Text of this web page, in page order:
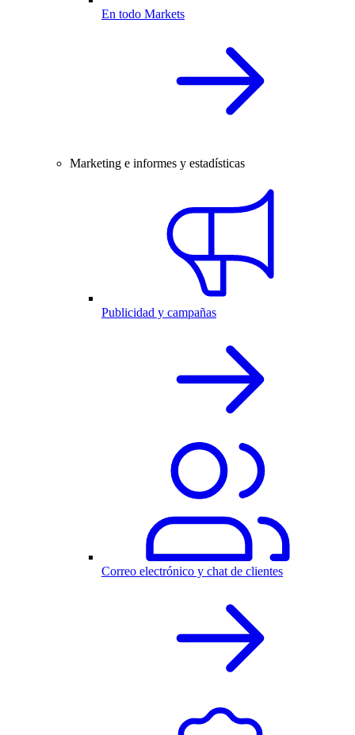
En todo Markets
Marketing e informes y estadísticas
Publicidad y campañas
Correo electrónico y chat de clientes